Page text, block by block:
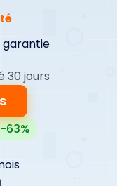
garantie
-63%
30 jours